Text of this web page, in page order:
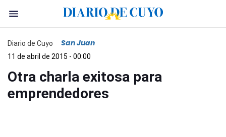
Diario de Cuyo San Juan
11 de abril de 2015 - 00:00
Otra charla exitosa para
emprendedores